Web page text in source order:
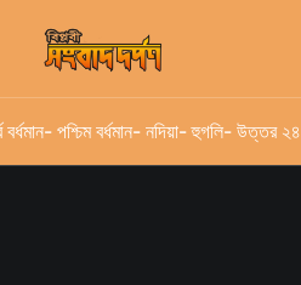
- পশ্চিম বর্ধমান- নদিয়া- হুগলি- উত্তর ২৪